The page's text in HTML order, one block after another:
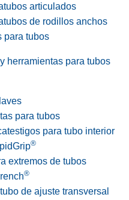
articulados
de rodillos anchos
para tubos
herramientas para tubos
para tubos
para tubo interior
®
extremos de tubos
®
de ajuste transversal